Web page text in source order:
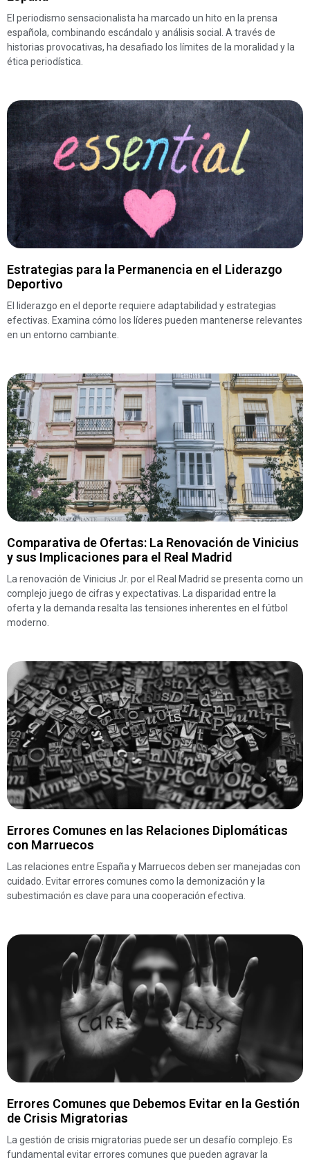
El periodismo sensacionalista ha marcado un hito en la prensa
española, combinando escándalo y análisis social. A través de
historias provocativas, ha desafiado los límites de la moralidad y la
ética periodística.
Estrategias para la Permanencia en el Liderazgo
Deportivo
El liderazgo en el deporte requiere adaptabilidad y estrategias
efectivas. Examina cómo los líderes pueden mantenerse relevantes
en un entorno cambiante.
Comparativa de Ofertas: La Renovación de Vinicius
y sus Implicaciones para el Real Madrid
La renovación de Vinicius Jr. por el Real Madrid se presenta como un
complejo juego de cifras y expectativas. La disparidad entre la
oferta y la demanda resalta las tensiones inherentes en el fútbol
moderno.
Errores Comunes en las Relaciones Diplomáticas
con Marruecos
Las relaciones entre España y Marruecos deben ser manejadas con
cuidado. Evitar errores comunes como la demonización y la
subestimación es clave para una cooperación efectiva.
Errores Comunes que Debemos Evitar en la Gestión
de Crisis Migratorias
La gestión de crisis migratorias puede ser un desafío complejo. Es
fundamental evitar errores comunes que pueden agravar la